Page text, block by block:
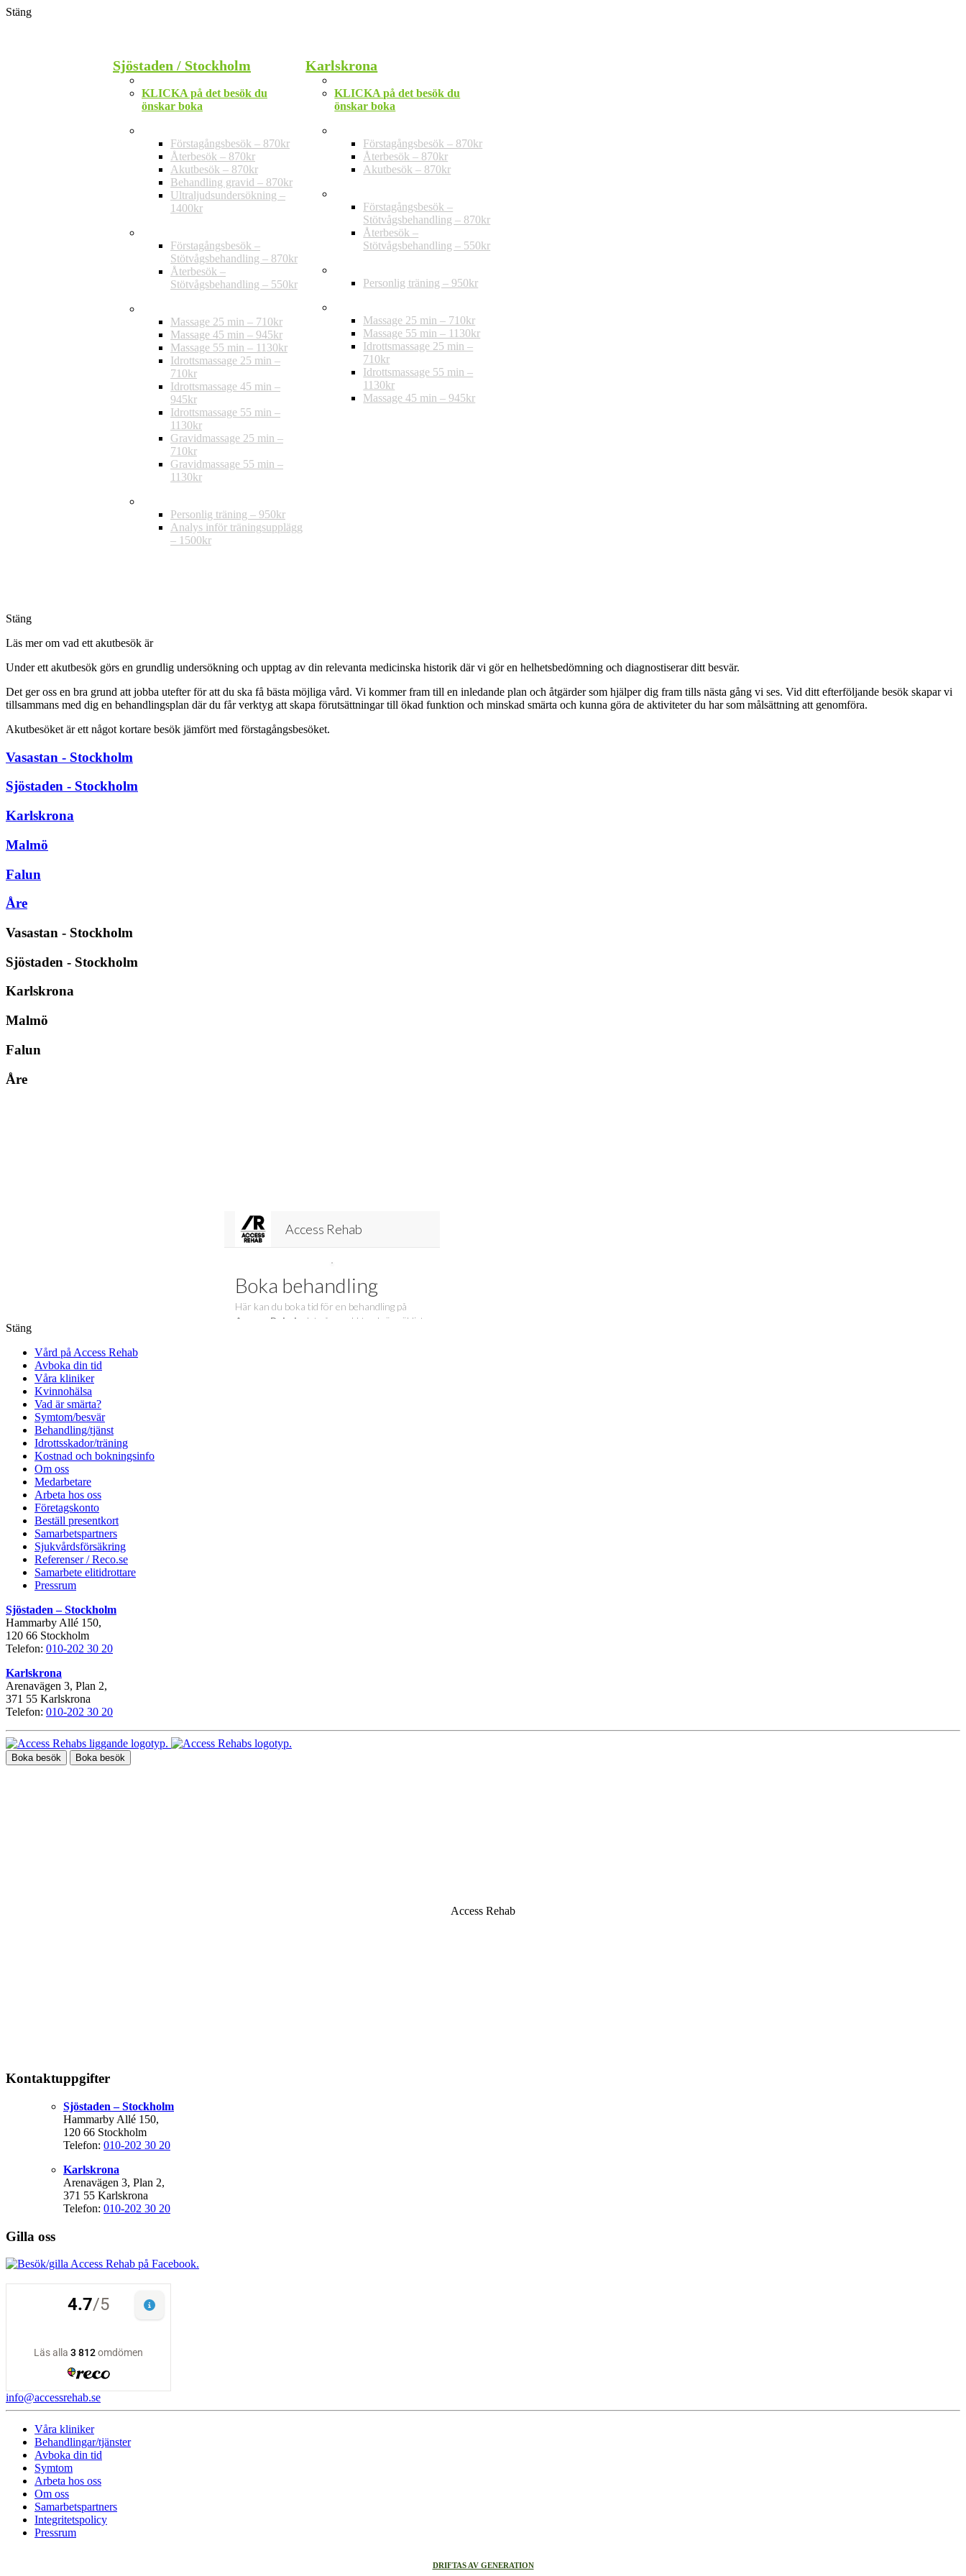
Stäng
Sjöstaden / Stockholm
KLICKA på det besök du
önskar boka
Förstagångsbesök – 870kr
Återbesök – 870kr
Akutbesök – 870kr
Behandling gravid – 870kr
Ultraljudsundersökning –
1400kr
Förstagångsbesök –
Stötvågsbehandling – 870kr
Återbesök –
Stötvågsbehandling – 550kr
Massage 25 min – 710kr
Massage 45 min – 945kr
Massage 55 min – 1130kr
Idrottsmassage 25 min –
710kr
Idrottsmassage 45 min –
945kr
Idrottsmassage 55 min –
1130kr
Gravidmassage 25 min –
710kr
Gravidmassage 55 min –
1130kr
Personlig träning – 950kr
Analys inför träningsupplägg
– 1500kr
Karlskrona
KLICKA på det besök du
önskar boka
Förstagångsbesök – 870kr
Återbesök – 870kr
Akutbesök – 870kr
Förstagångsbesök –
Stötvågsbehandling – 870kr
Återbesök –
Stötvågsbehandling – 550kr
Personlig träning – 950kr
Massage 25 min – 710kr
Massage 55 min – 1130kr
Idrottsmassage 25 min –
710kr
Idrottsmassage 55 min –
1130kr
Massage 45 min – 945kr
Stäng
Läs mer om vad ett akutbesök är
Under ett akutbesök görs en grundlig undersökning och upptag av din relevanta medicinska historik där vi gör en helhetsbedömning och diagnostiserar ditt besvär.
Det ger oss en bra grund att jobba utefter för att du ska få bästa möjliga vård. Vi kommer fram till en inledande plan och åtgärder som hjälper dig fram tills nästa gång vi ses. Vid ditt efterföljande besök skapar vi
tillsammans med dig en behandlingsplan där du får verktyg att skapa förutsättningar till ökad funktion och minskad smärta och kunna göra de aktiviteter du har som målsättning att genomföra.
Akutbesöket är ett något kortare besök jämfört med förstagångsbesöket.
Vasastan - Stockholm
Sjöstaden - Stockholm
Karlskrona
Malmö
Falun
Åre
Vasastan - Stockholm
Sjöstaden - Stockholm
Karlskrona
Malmö
Falun
Åre
Stäng
Vård på Access Rehab
Avboka din tid
Våra kliniker
Kvinnohälsa
Vad är smärta?
Symtom/besvär
Behandling/tjänst
Idrottsskador/träning
Kostnad och bokningsinfo
Om oss
Medarbetare
Arbeta hos oss
Företagskonto
Beställ presentkort
Samarbetspartners
Sjukvårdsförsäkring
Referenser / Reco.se
Samarbete elitidrottare
Pressrum
Sjöstaden – Stockholm
Hammarby Allé 150,
120 66 Stockholm
Telefon: 010-202 30 20
Karlskrona
Arenavägen 3, Plan 2,
371 55 Karlskrona
Telefon: 010-202 30 20
Boka besök Boka besök
Access Rehab
Kontaktuppgifter
Sjöstaden – Stockholm
Hammarby Allé 150,
120 66 Stockholm
Telefon: 010-202 30 20
Karlskrona
Arenavägen 3, Plan 2,
371 55 Karlskrona
Telefon: 010-202 30 20
Gilla oss
info@accessrehab.se
Våra kliniker
Behandlingar/tjänster
Avboka din tid
Symtom
Arbeta hos oss
Om oss
Samarbetspartners
Integritetspolicy
Pressrum
DRIFTAS AV GENERATION